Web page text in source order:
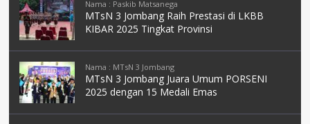
Nama : Paskib Matsanega
MTsN 3 Jombang Raih Prestasi di LKBB
KIBAR 2025 Tingkat Provinsi
Nama : MTsN 3 Jombang
MTsN 3 Jombang Juara Umum PORSENI
2025 dengan 15 Medali Emas